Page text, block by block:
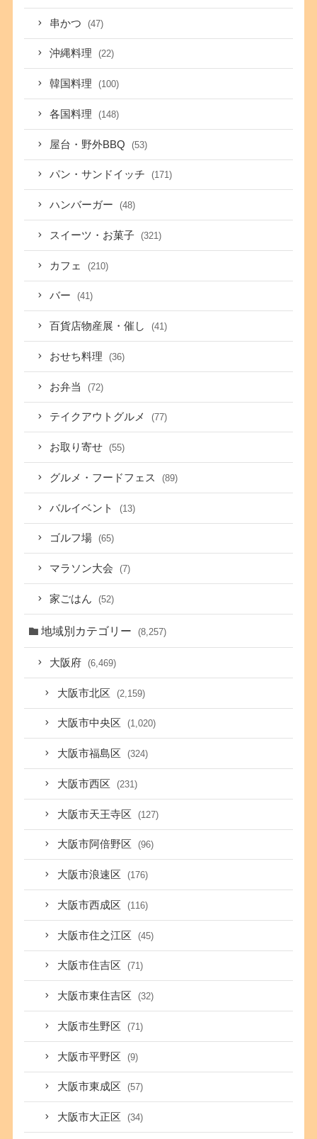
串かつ (47)
沖縄料理 (22)
韓国料理 (100)
各国料理 (148)
屋台・野外BBQ (53)
パン・サンドイッチ (171)
ハンバーガー (48)
スイーツ・お菓子 (321)
カフェ (210)
バー (41)
百貨店物産展・催し (41)
おせち料理 (36)
お弁当 (72)
テイクアウトグルメ (77)
お取り寄せ (55)
グルメ・フードフェス (89)
バルイベント (13)
ゴルフ場 (65)
マラソン大会 (7)
家ごはん (52)
地域別カテゴリー (8,257)
大阪府 (6,469)
大阪市北区 (2,159)
大阪市中央区 (1,020)
大阪市福島区 (324)
大阪市西区 (231)
大阪市天王寺区 (127)
大阪市阿倍野区 (96)
大阪市浪速区 (176)
大阪市西成区 (116)
大阪市住之江区 (45)
大阪市住吉区 (71)
大阪市東住吉区 (32)
大阪市生野区 (71)
大阪市平野区 (9)
大阪市東成区 (57)
大阪市大正区 (34)